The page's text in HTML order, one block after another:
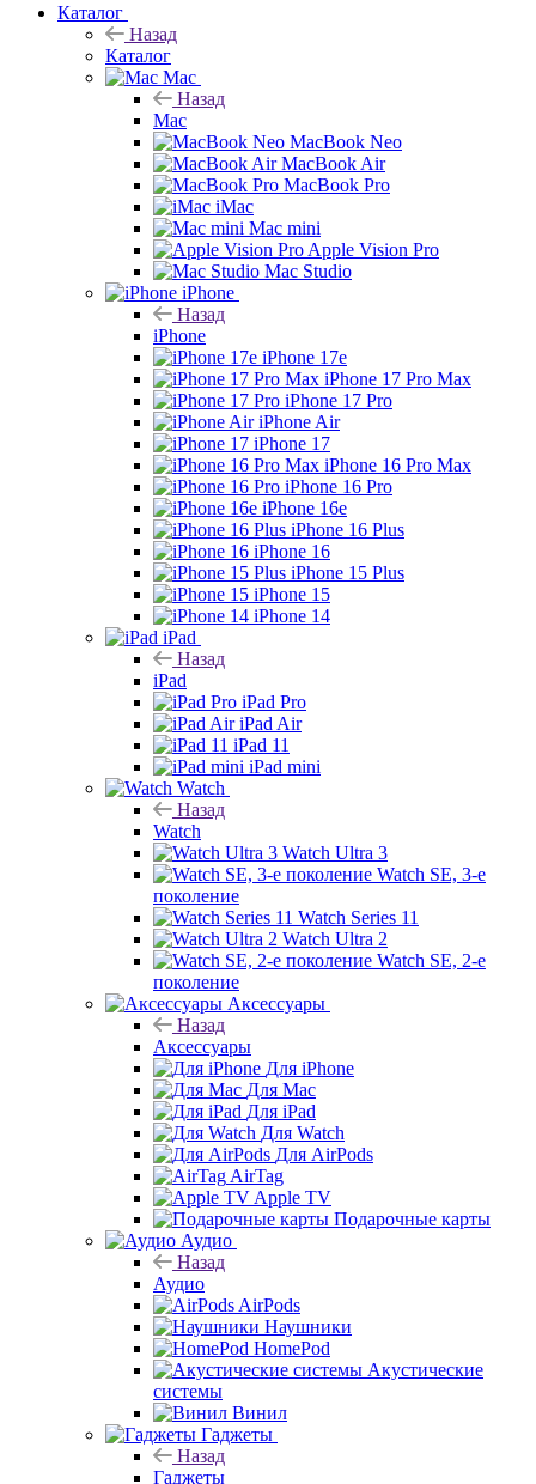
Каталог
Назад
Каталог
Mac
Назад
Mac
MacBook Neo
MacBook Air
MacBook Pro
iMac
Mac mini
Apple Vision Pro
Mac Studio
iPhone
Назад
iPhone
iPhone 17e
iPhone 17 Pro Max
iPhone 17 Pro
iPhone Air
iPhone 17
iPhone 16 Pro Max
iPhone 16 Pro
iPhone 16e
iPhone 16 Plus
iPhone 16
iPhone 15 Plus
iPhone 15
iPhone 14
iPad
Назад
iPad
iPad Pro
iPad Air
iPad 11
iPad mini
Watch
Назад
Watch
Watch Ultra 3
Watch SE, 3-е
поколение
Watch Series 11
Watch Ultra 2
Watch SE, 2-е
поколение
Аксессуары
Назад
Аксессуары
Для iPhone
Для Mac
Для iPad
Для Watch
Для AirPods
AirTag
Apple TV
Подарочные карты
Аудио
Назад
Аудио
AirPods
Наушники
HomePod
Акустические
системы
Винил
Гаджеты
Назад
Гаджеты